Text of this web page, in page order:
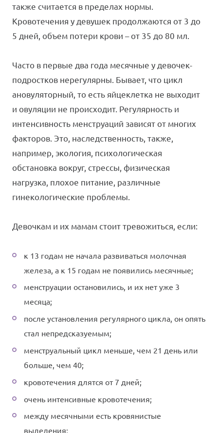
также считается в пределах нормы.
Кровотечения у девушек продолжаются от 3 до
5 дней, объем потери крови – от 35 до 80 мл.
Часто в первые два года месячные у девочек-
подростков нерегулярны. Бывает, что цикл
ановуляторный, то есть яйцеклетка не выходит
и овуляции не происходит. Регулярность и
интенсивность менструаций зависят от многих
факторов. Это, наследственность, также,
например, экология, психологическая
обстановка вокруг, стрессы, физическая
нагрузка, плохое питание, различные
гинекологические проблемы.
Девочкам и их мамам стоит тревожиться, если:
к 13 годам не начала развиваться молочная
железа, а к 15 годам не появились месячные;
менструации остановились, и их нет уже 3
месяца;
после установления регулярного цикла, он опять
стал непредсказуемым;
менструальный цикл меньше, чем 21 день или
больше, чем 40;
кровотечения длятся от 7 дней;
очень интенсивные кровотечения;
между месячными есть кровянистые
выделения;